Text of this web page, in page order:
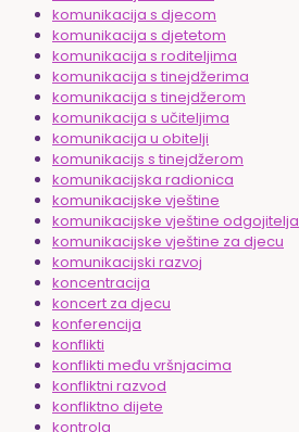
komunikacija s djecom
komunikacija s djetetom
komunikacija s roditeljima
komunikacija s tinejdžerima
komunikacija s tinejdžerom
komunikacija s učiteljima
komunikacija u obitelji
komunikacijs s tinejdžerom
komunikacijska radionica
komunikacijske vještine
komunikacijske vještine odgojitelja
komunikacijske vještine za djecu
komunikacijski razvoj
koncentracija
koncert za djecu
konferencija
konflikti
konflikti među vršnjacima
konfliktni razvod
konfliktno dijete
kontrola